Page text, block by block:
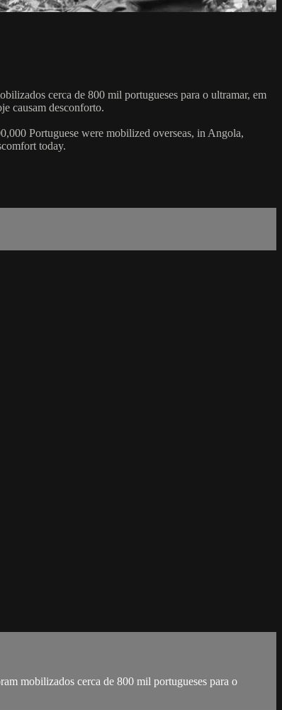
cerca de 800 mil portugueses para o ultramar, em
causam desconforto.
Portuguese were mobilized overseas, in Angola,
today.
mobilizados cerca de 800 mil portugueses para o